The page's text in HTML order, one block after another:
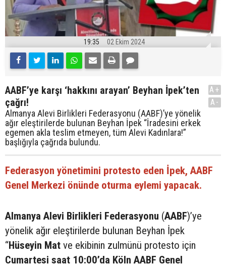
19:35 02 Ekim 2024
AABF’ye karşı ‘hakkını arayan’ Beyhan İpek’ten
çağrı!
Almanya Alevi Birlikleri Federasyonu (AABF)’ye yönelik
ağır eleştirilerde bulunan Beyhan İpek “İradesini erkek
egemen akla teslim etmeyen, tüm Alevi Kadınlara!”
başlığıyla çağrıda bulundu.
A+
A-
Federasyon yönetimini protesto eden İpek, AABF
Genel Merkezi önünde oturma eylemi yapacak.
Almanya Alevi Birlikleri Federasyonu (AABF)’ye
yönelik ağır eleştirilerde bulunan Beyhan İpek
“Hüseyin Mat ve ekibinin zulmünü protesto için
Cumartesi saat 10:00’da Köln AABF Genel